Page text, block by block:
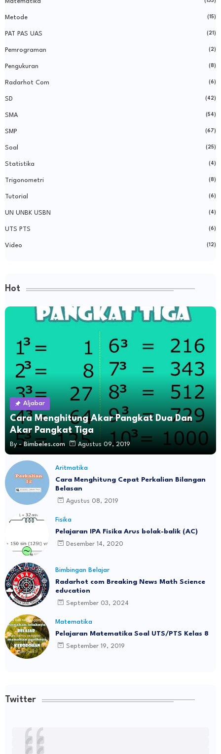
Matematika
Metode (15)
PAT PAS UAS (21)
Pemrograman (2)
Pengukuran (8)
Radarhot Com (6)
SD (42)
SMA (54)
SMP (67)
Soal (25)
Statistika (4)
Trigonometri (8)
Tutorial (6)
UN UNBK USBN (4)
UTS PTS (6)
Video (12)
Hot
Aljabar
Cara Menghitung Akar Pangkat Dua Dan
Akar Pangkat Tiga
By - Bimbeles.com Agustus 09, 2019
Aritmatika
Cara Menghitung Cepat Perkalian Bilangan
Belasan
Agustus 08, 2019
Fisika
Pelajaran IPA Fisika Arus bolak-balik (AC)
Desember 14, 2020
Bimbingan Belajar
Radarhot com Breaking News Math Science
education
September 03, 2024
Matematika
Pelajaran Matematika Soal UTS/PTS Kelas 8
September 19, 2019
Twitter